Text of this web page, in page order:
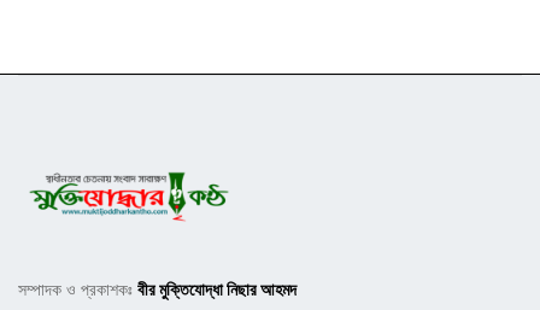
সম্পাদক ও প্রকাশকঃ বীর মুক্তিযোদ্ধা নিছার আহমদ